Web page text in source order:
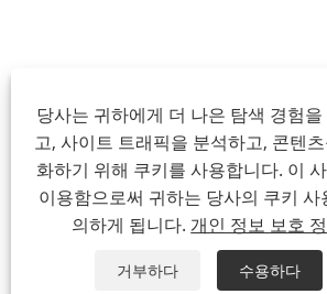
당사는 귀하에게 더 나은 탐색 경험
고, 사이트 트래픽을 분석하고, 콘텐
화하기 위해 쿠키를 사용합니다. 이
이용함으로써 귀하는 당사의 쿠키 사
의하게 됩니다. 개인 정보 보호
거부하다 수용하다